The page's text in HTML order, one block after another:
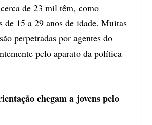
de 23 mil têm, como
de 15 a 29 anos de idade. Muitas
perpetradas por agentes do
pelo aparato da política
chegam a jovens pelo